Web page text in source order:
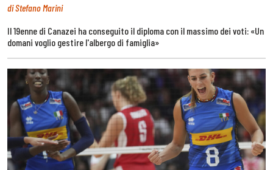
di Stefano Marini
Il 19enne di Canazei ha conseguito il diploma con il massimo dei voti: «Un
domani voglio gestire l'albergo di famiglia»